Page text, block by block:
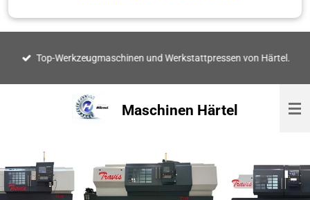
Maschinen Härtel
Top-Werkzeugmaschinen und Werkstattpressen von Härtel.